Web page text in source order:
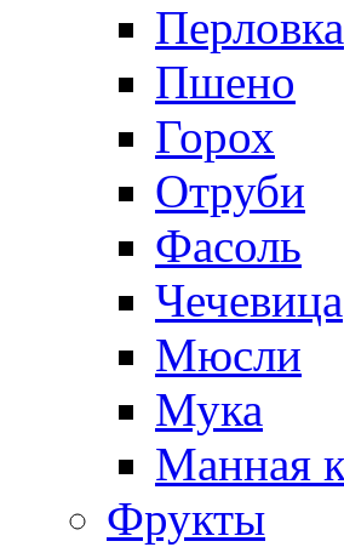
Перловка
Пшено
Горох
Отруби
Фасоль
Чечевица
Мюсли
Мука
Манная
Фрукты